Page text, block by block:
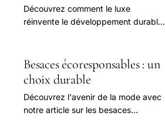
Découvrez comment le luxe
réinvente le développement durable :
chiffrées pour 2026.
Besaces écoresponsables : un
choix durable
Découvrez l'avenir de la mode avec
notre article sur les besaces